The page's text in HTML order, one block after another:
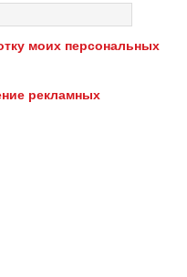
моих персональных
рекламных